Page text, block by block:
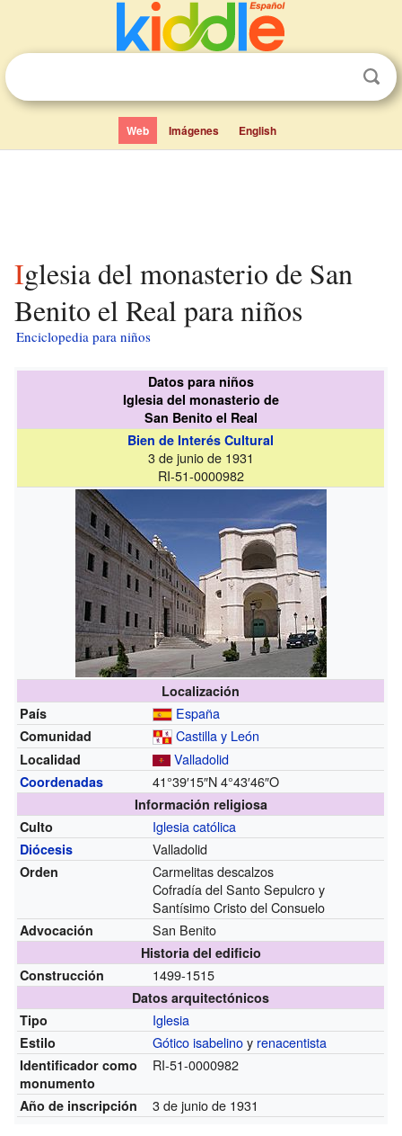
Web Imágenes English
Iglesia del monasterio de San
Benito el Real para niños
Enciclopedia para niños
Datos para niños
Iglesia del monasterio de
San Benito el Real
Bien de Interés Cultural
3 de junio de 1931
RI-51-0000982
Localización
País
España
Comunidad Castilla y León
Localidad Valladolid
Coordenadas 41°39′15″N4°43′46″O
Información religiosa
Culto
Iglesia católica
Diócesis Valladolid
Orden
Carmelitas descalzos
Cofradía del Santo Sepulcro y
Santísimo Cristo del Consuelo
Advocación San Benito
Historia del edificio
Construcción
1499-1515
Datos arquitectónicos
Tipo
Iglesia
Estilo Gótico isabelinoy renacentista
Identificador como
monumento
RI-51-0000982
Año de inscripción 3 de junio de 1931